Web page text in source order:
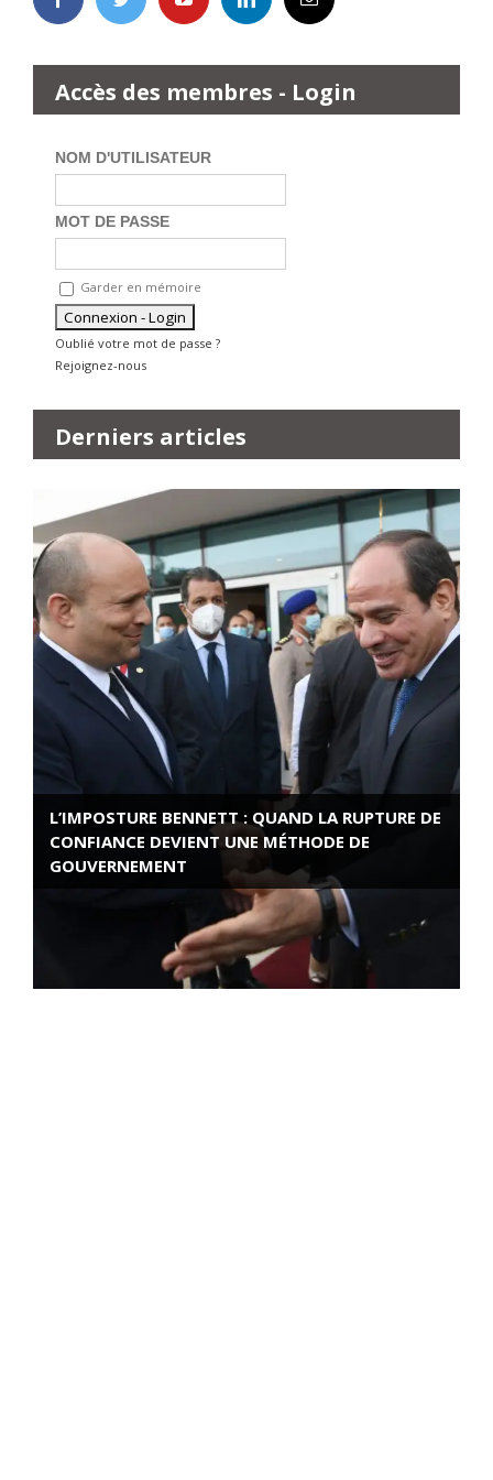
Accès des membres - Login
NOM D'UTILISATEUR
MOT DE PASSE
Garder en mémoire
Oublié votre mot de passe ?
Rejoignez-nous
Derniers articles
L’IMPOSTURE BENNETT : QUAND LA RUPTURE DE
CONFIANCE DEVIENT UNE MÉTHODE DE
GOUVERNEMENT
ROSE VALLAND, HEROÏNE DE LA RESISTANCE